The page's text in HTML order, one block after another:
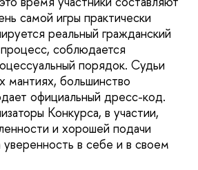
самой игры практически
реальный гражданский
соблюдается
порядок. Судьи
мантиях, большинство
официальный дресс-код.
Конкурса, в участии,
и хорошей подачи
в себе и в своем